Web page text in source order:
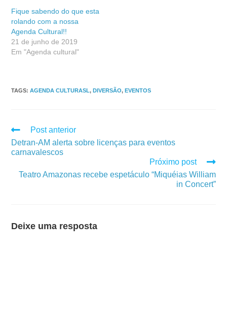
Fique sabendo do que esta
rolando com a nossa
Agenda Cultural!!
21 de junho de 2019
Em "Agenda cultural"
TAGS:AGENDA CULTURASL, DIVERSÃO, EVENTOS
Post anterior
Detran-AM alerta sobre licenças para eventos
carnavalescos
Próximo post
Teatro Amazonas recebe espetáculo “Miquéias William
in Concert”
Deixe uma resposta